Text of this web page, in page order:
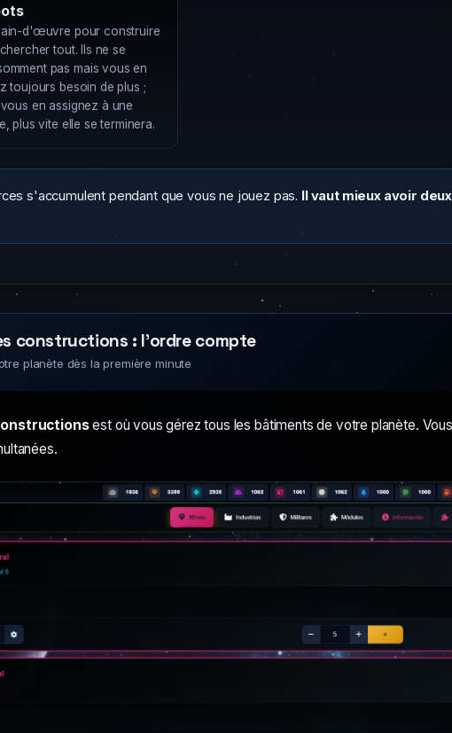
d'œuvre pour construire
tout. Ils ne se
pas mais vous en
toujours besoin de plus ;
en assignez à une
plus vite elle se terminera.
s'accumulent pendant que vous ne jouez pas. Il vaut mieux avoir
constructions : l'ordre compte
planète dès la première minute
est où vous gérez tous les bâtiments de votre planète.